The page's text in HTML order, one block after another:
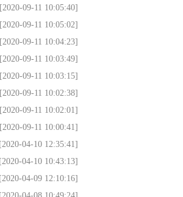
[2020-09-11 10:05:40]
[2020-09-11 10:05:02]
[2020-09-11 10:04:23]
[2020-09-11 10:03:49]
[2020-09-11 10:03:15]
[2020-09-11 10:02:38]
[2020-09-11 10:02:01]
[2020-09-11 10:00:41]
[2020-04-10 12:35:41]
[2020-04-10 10:43:13]
[2020-04-09 12:10:16]